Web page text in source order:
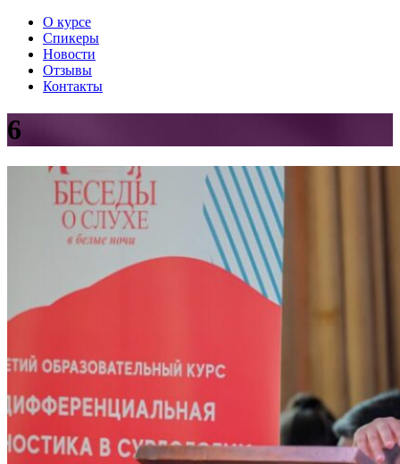
О курсе
Спикеры
Новости
Отзывы
Контакты
6